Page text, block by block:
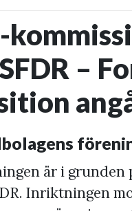
–
är i
Inriktningen